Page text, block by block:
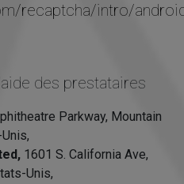
recaptcha/intro/
des prestataires
Parkway, Mountain
1601 S. California Ave,
Unis,